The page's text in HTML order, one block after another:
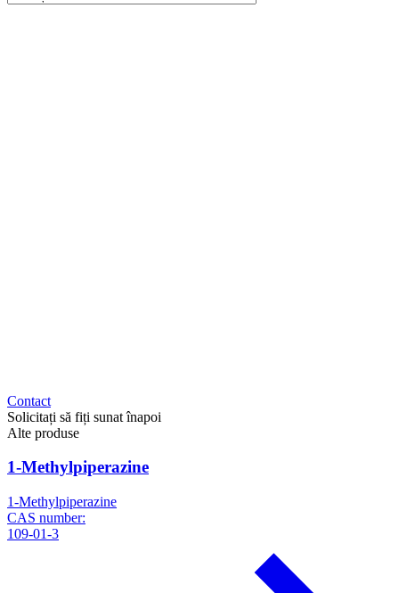
Contact
Solicitați să fiți sunat înapoi
Alte produse
1-Methylpiperazine
1-Methylpiperazine
CAS number:
109-01-3